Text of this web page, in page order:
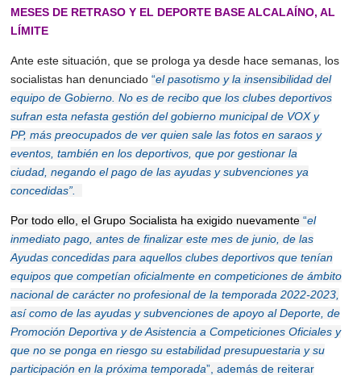
MESES DE RETRASO Y EL DEPORTE BASE ALCALAÍNO, AL
LÍMITE
Ante este situación, que se prologa ya desde hace semanas, los
socialistas han denunciado“el pasotismo y la insensibilidad del
equipo de Gobierno.No es de recibo que los clubes deportivos
sufranesta nefasta gestión del gobierno municipal de VOX y
PP,más preocupados dever quien sale lasfotos en saraos y
eventos, también en los deportivos,que por gestionar la
ciudad,negandoel pago de las ayudas y subvenciones ya
concedidas”.
Por todo ello, el Grupo Socialista ha exigido nuevamente “el
inmediato pago, antes de finalizar este mes de junio, de las
Ayudas concedidas para aquellos clubes deportivos que tenían
equipos que competían oficialmente en competiciones de ámbito
nacional de carácter no profesional de la temporada 2022-2023,
así como de las ayudas y subvenciones de apoyo al Deporte, de
Promoción Deportiva y de Asistencia a Competiciones Oficiales y
que no se ponga en riesgo su estabilidad presupuestaria y su
participación en la próxima temporada”, además de reiterar